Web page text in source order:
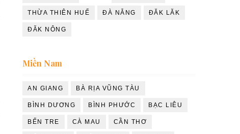
THỪA THIÊN HUẾ ĐÀ NẴNG ĐĂK LĂK
ĐĂK NÔNG
Miền Nam
AN GIANG BÀ RỊA VŨNG TÀU
BÌNH DƯƠNG BÌNH PHƯỚC BẠC LIÊU
BẾN TRE CÀ MAU CẦN THƠ